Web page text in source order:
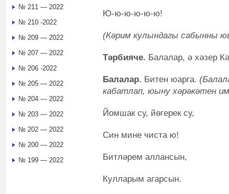
Ю-ю-ю-ю-ю-ю!
(Кәрим кулындагы сабынны
Тәрбияче. Балалар, ә хәзер
Балалар. Битен юарга.
кабатлап, юыну хәрәкәтен
Йомшак су, йөгерек су,
Син мине чиста ю!
Битләрем аллансын,
Кулларым агарсын.
№ 211 — 2022
№ 210 -2022
№ 209 — 2022
№ 207 — 2022
№ 206 -2022
№ 205 — 2022
№ 204 — 2022
№ 203 — 2022
№ 202 — 2022
№ 200 — 2022
№ 199 — 2022